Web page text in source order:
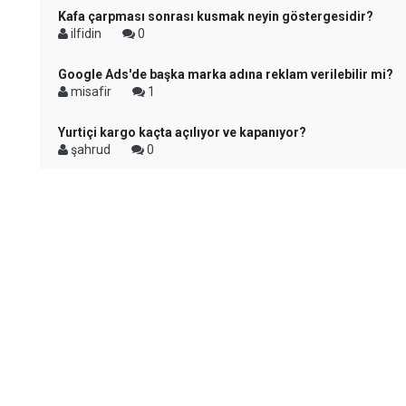
Kafa çarpması sonrası kusmak neyin göstergesidir?
ilfidin
0
Google Ads'de başka marka adına reklam verilebilir mi?
misafir
1
Yurtiçi kargo kaçta açılıyor ve kapanıyor?
şahrud
0